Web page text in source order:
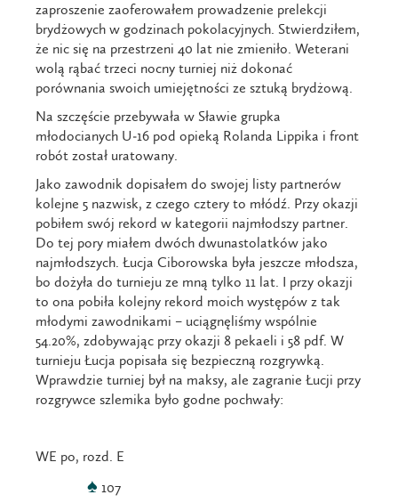
zaproszenie zaoferowałem prowadzenie prelekcji
brydżowych w godzinach pokolacyjnych. Stwierdziłem,
że nic się na przestrzeni 40 lat nie zmieniło. Weterani
wolą rąbać trzeci nocny turniej niż dokonać
porównania swoich umiejętności ze sztuką brydżową.
Na szczęście przebywała w Sławie grupka
młodocianych U-16 pod opieką Rolanda Lippika i front
robót został uratowany.
Jako zawodnik dopisałem do swojej listy partnerów
kolejne 5 nazwisk, z czego cztery to młódź. Przy okazji
pobiłem swój rekord w kategorii najmłodszy partner.
Do tej pory miałem dwóch dwunastolatków jako
najmłodszych. Łucja Ciborowska była jeszcze młodsza,
bo dożyła do turnieju ze mną tylko 11 lat. I przy okazji
to ona pobiła kolejny rekord moich występów z tak
młodymi zawodnikami – uciągnęliśmy wspólnie
54.20%, zdobywając przy okazji 8 pekaeli i 58 pdf. W
turnieju Łucja popisała się bezpieczną rozgrywką.
Wprawdzie turniej był na maksy, ale zagranie Łucji przy
rozgrywce szlemika było godne pochwały:
WE po, rozd. E
♠ 107